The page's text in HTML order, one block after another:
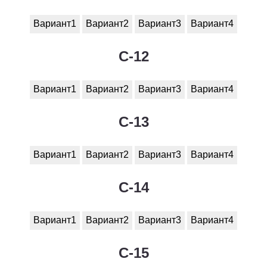
Вариант1 Вариант2 Вариант3 Вариант4
C-12
Вариант1 Вариант2 Вариант3 Вариант4
C-13
Вариант1 Вариант2 Вариант3 Вариант4
C-14
Вариант1 Вариант2 Вариант3 Вариант4
C-15